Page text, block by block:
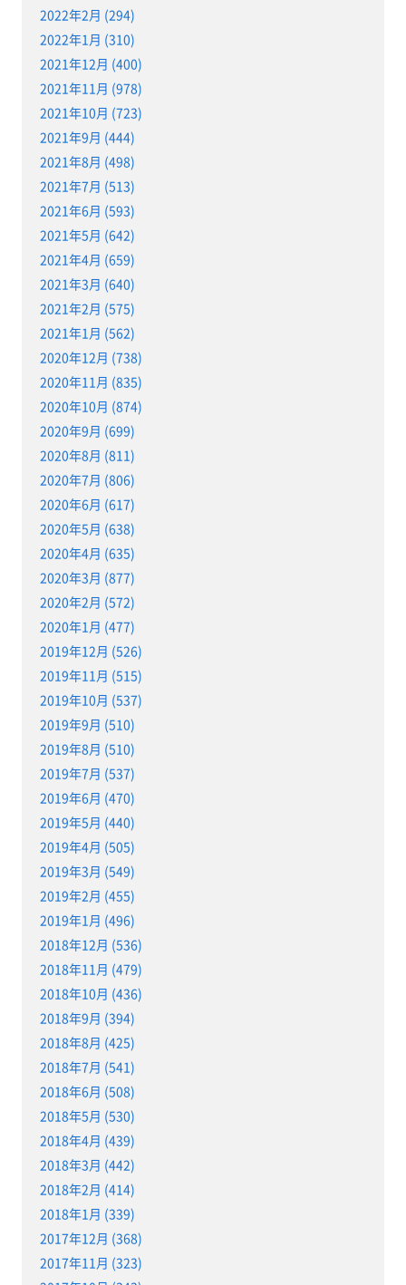
2022年2月 (294)
2022年1月 (310)
2021年12月 (400)
2021年11月 (978)
2021年10月 (723)
2021年9月 (444)
2021年8月 (498)
2021年7月 (513)
2021年6月 (593)
2021年5月 (642)
2021年4月 (659)
2021年3月 (640)
2021年2月 (575)
2021年1月 (562)
2020年12月 (738)
2020年11月 (835)
2020年10月 (874)
2020年9月 (699)
2020年8月 (811)
2020年7月 (806)
2020年6月 (617)
2020年5月 (638)
2020年4月 (635)
2020年3月 (877)
2020年2月 (572)
2020年1月 (477)
2019年12月 (526)
2019年11月 (515)
2019年10月 (537)
2019年9月 (510)
2019年8月 (510)
2019年7月 (537)
2019年6月 (470)
2019年5月 (440)
2019年4月 (505)
2019年3月 (549)
2019年2月 (455)
2019年1月 (496)
2018年12月 (536)
2018年11月 (479)
2018年10月 (436)
2018年9月 (394)
2018年8月 (425)
2018年7月 (541)
2018年6月 (508)
2018年5月 (530)
2018年4月 (439)
2018年3月 (442)
2018年2月 (414)
2018年1月 (339)
2017年12月 (368)
2017年11月 (323)